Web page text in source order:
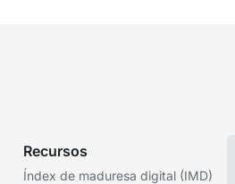
Recursos
Índex de maduresa digital (IMD)